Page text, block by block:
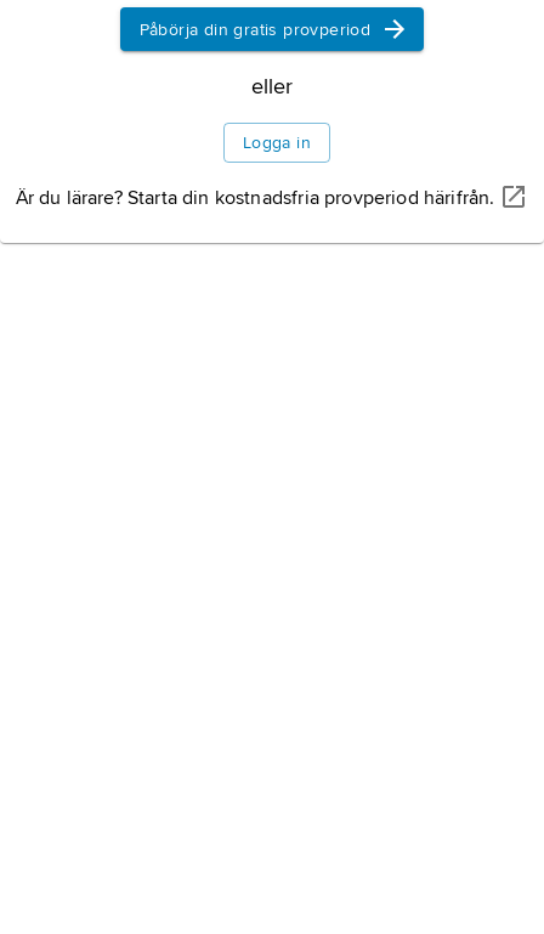
Påbörja din gratis provperiod
eller
Logga in
Är du lärare? Starta din kostnadsfria provperiod härifrån.